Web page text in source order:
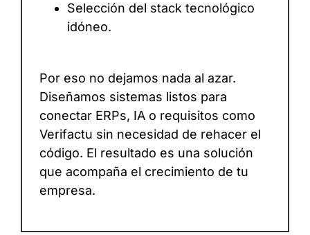
Selección del stack tecnológico
idóneo.
Por eso no dejamos nada al azar.
Diseñamos sistemas listos para
conectar ERPs, IA o requisitos como
Verifactu sin necesidad de rehacer el
código. El resultado es una solución
que acompaña el crecimiento de tu
empresa.